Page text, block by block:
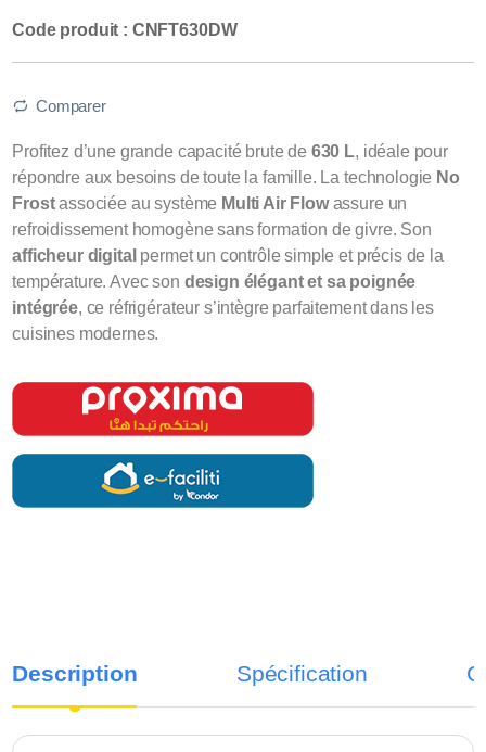
Code produit : CNFT630DW
Comparer
Profitez d’une grande capacité brute de 630 L, idéale pour
répondre aux besoins de toute la famille. La technologie No
Frostassociée au système Multi Air Flowassure un
refroidissement homogène sans formation de givre. Son
afficheur digital permet un contrôle simple et précis de la
température. Avec son design élégant et sa poignée
intégrée, ce réfrigérateur s’intègre parfaitement dans les
cuisines modernes.
Description Spécification